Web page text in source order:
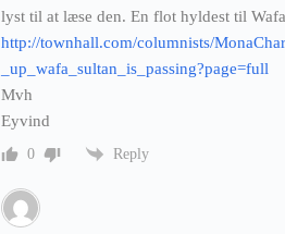
lyst til at læse den. En flot hyldest til
http://townhall.com/columnists/
_up_wafa_sultan_is_passing?page=full
Mvh
Eyvind
0 Reply